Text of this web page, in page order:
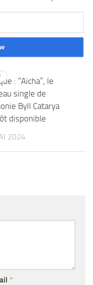
: “Aïcha”, le
single de
Byll Catarya
disponible
2024
*